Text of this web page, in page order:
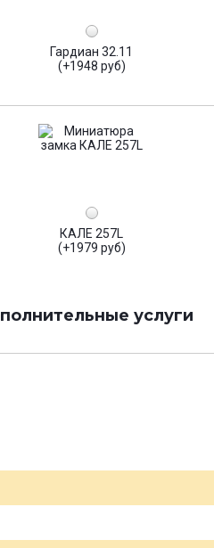
Гардиан 32.11
(+1948 руб)
КАЛЕ 257L
(+1979 руб)
услуги